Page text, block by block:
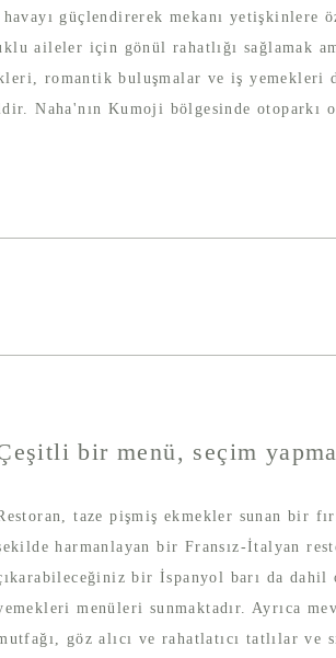
güçlendirerek mekanı yetişkinlere
aileler için gönül rahatlığı sağlamak
romantik buluşmalar ve iş yemekleri
Naha'nın Kumoji bölgesinde otoparkı
bir menü, seçim
taze pişmiş ekmekler sunan bir
harmanlayan bir Fransız-İtalyan
bir İspanyol barı da
menüleri sunmaktadır. Ayrıca
göz alıcı ve rahatlatıcı tatlılar